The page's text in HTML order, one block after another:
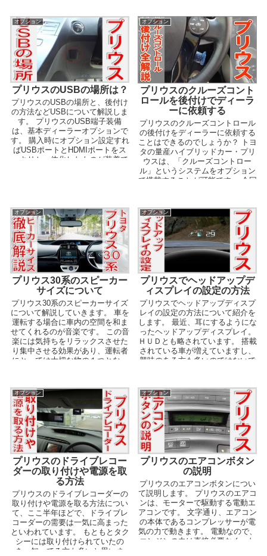
オプション
プリウスのUSBの場所は？
プリウスのUSBの場所と、後付け
の方法などUSBについて解説しま
す。 プリウスのUSB端子装備
は、基本ディーラーオプションで
す。 購入時にオプション設定すれ
ばUSBポートとHDMIポートをス
ッキリと一体化したものが装着で
オプション
プリウスのクルーズコント
ロールを後付けでディーラ
ーに依頼する
プリウスのクルーズコントロール
の後付けをディーラーに依頼する
ことはできるのでしょうか？ トヨ
タの量産ハイブリッドカー・プリ
ウスは、「クルーズコントロー
ル」というシステムをオプション
で搭載することが可能です。 今回
オプション
プリウス30系のスピーカー
サイズについて
プリウス30系のスピーカーサイズ
について解説していきます。 車を
運転する場合に車内の空間を和ま
せてくれるのが音楽です。 この音
楽には気持ちをリラックスさせた
り集中させる効果があり、運転者
にとっては大切な物の１つとなっ
オプション
プリウスでヘッドアップデ
ィスプレイの設定の方法
プリウスでヘッドアップディスプ
レイの設定の方法について紹介を
します。 最近、耳にするようにな
ったヘッドアップディスプレイ。
ＨＵＤとも略されています。 搭載
されている車が増えていますし、
興味のある方も多いのではないで
オプション
プリウスのドライブレコー
ダーの取り付けや電源を取
る方法
プリウスのドライブレコーダーの
取り付けや電源を取る方法につい
て、ここ半年ほどで、ドライブレ
コーダーの需要は一気に高まった
といわれています。 もともとタク
シーには取り付けられていたの
を、知ってる方も多いと思いま
オプション
プリウスのエアコンボタン
の説明
プリウスのエアコンボタンについ
て説明します。 プリウスのエアコ
ンは、モーターで駆動する電動エ
アコンです。 文字通り、エアコン
の本体であるコンプレッサーが電
気の力で動きます。 電動なので、
エンジンの力は直接必要なく、わ